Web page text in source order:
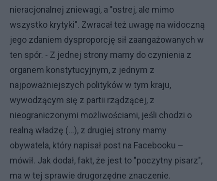
nieracjonalnej zniewagi, a "ostrej, ale mimo
wszystko krytyki". Zwracał też uwagę na widoczną
jego zdaniem dysproporcję sił zaangażowanych w
ten spór. - Z jednej strony mamy do czynienia z
organem konstytucyjnym, z jednym z
najpoważniejszych polityków w tym kraju,
wywodzącym się z partii rządzącej, z
nieograniczonymi możliwościami, jeśli chodzi o
realną władzę (…), z drugiej strony mamy
obywatela, który napisał post na Facebooku –
mówił. Jak dodał, fakt, że jest to "poczytny pisarz",
ma w tej sprawie drugorzędne znaczenie.